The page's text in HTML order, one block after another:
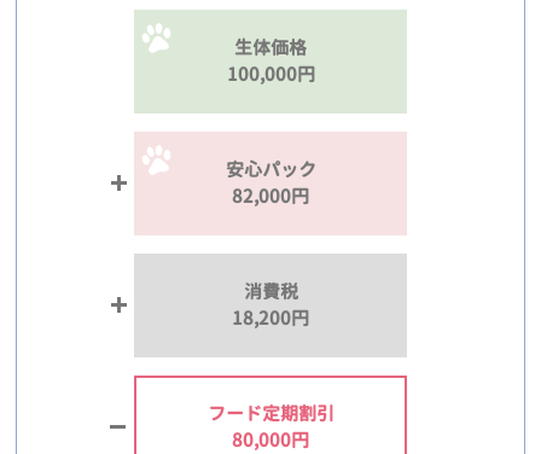
生体価格
100,000円
安心パック
82,000円
消費税
18,200円
フード定期割引
80,000円